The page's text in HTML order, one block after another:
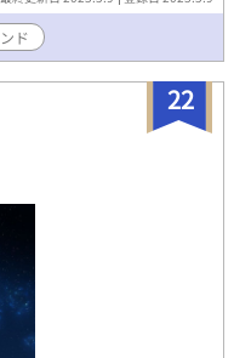
ド
22